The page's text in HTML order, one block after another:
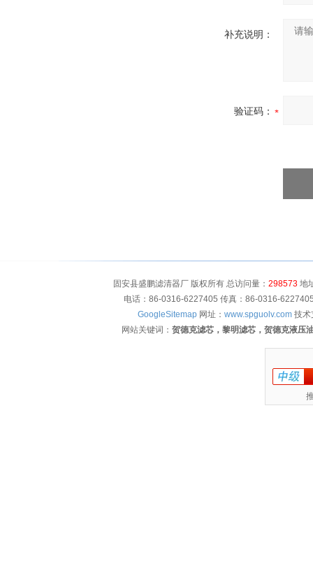
补充说明：
验证码：
固安县盛鹏滤清器厂 版权所有 总访问量： 298573地
电话：86-0316-6227405 传真：86-0316-
GoogleSitemap 网址： www.spguolv.com 技术
网站关键词： 贺德克滤芯，黎明滤芯，贺德克液压